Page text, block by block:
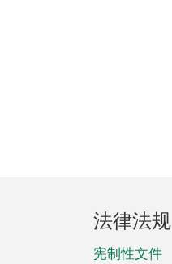
法律法规
宪制性文件